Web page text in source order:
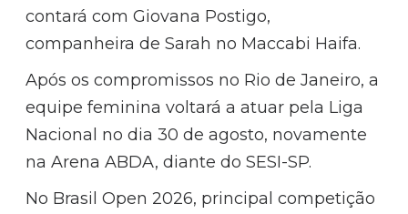
contará com Giovana Postigo,
companheira de Sarah no Maccabi Haifa.
Após os compromissos no Rio de Janeiro, a
equipe feminina voltará a atuar pela Liga
Nacional no dia 30 de agosto, novamente
na Arena ABDA, diante do SESI-SP.
No Brasil Open 2026, principal competição